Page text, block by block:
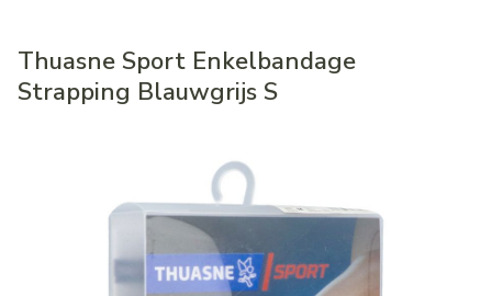
Thuasne Sport Enkelbandage
Strapping Blauwgrijs S